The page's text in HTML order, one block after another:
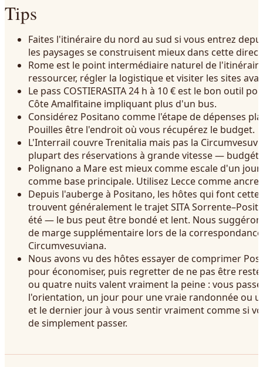
Tips
Faites l'itinéraire du nord au sud si vous entrez
les paysages se construisent mieux dans cette
Rome est le point intermédiaire naturel de
ressourcer, régler la logistique et visiter les sites
Le pass COSTIERASITA 24 h à 10 € est le bon outil
Côte Amalfitaine impliquant plus d'un bus.
Considérez Positano comme l'étape de dépenses
Pouilles être l'endroit où vous récupérez le budget.
L'Interrail couvre Trenitalia mais pas la
plupart des réservations à grande vitesse —
Polignano a Mare est mieux comme escale d'un
comme base principale. Utilisez Lecce comme ancre
Depuis l'auberge à Positano, les hôtes qui font
trouvent généralement le trajet SITA
été — le bus peut être bondé et lent. Nous
de marge supplémentaire lors de la
Circumvesuviana.
Nous avons vu des hôtes essayer de comprimer
pour économiser, puis regretter de ne pas être
ou quatre nuits valent vraiment la peine : vous
l'orientation, un jour pour une vraie randonnée ou
et le dernier jour à vous sentir vraiment comme si
de simplement passer.